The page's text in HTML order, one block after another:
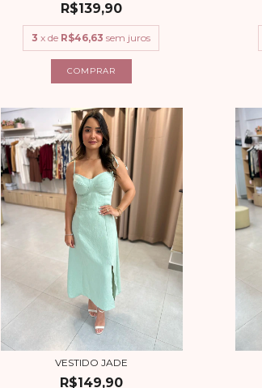
R$139,90
3 x de R$46,63 sem juros
COMPRAR
VESTIDO JADE
R$149,90